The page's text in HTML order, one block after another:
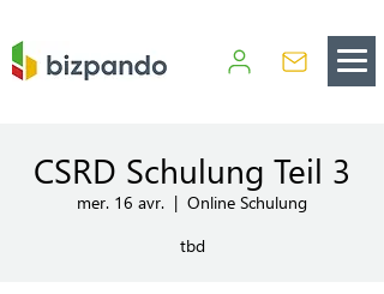
CSRD Schulung Teil 3
mer. 16 avr.
  |
Online Schulung
tbd